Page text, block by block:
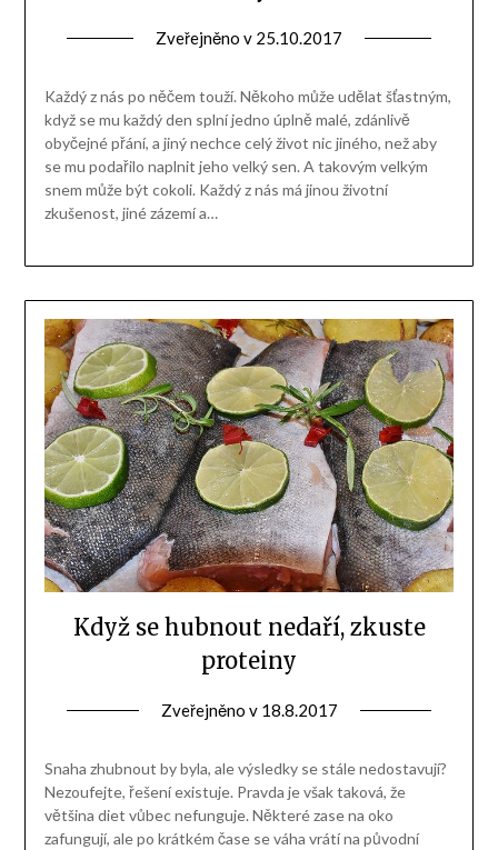
Zveřejněno v 25.10.2017
Každý z nás po něčem touží. Někoho může udělat šťastným,
když se mu každý den splní jedno úplně malé, zdánlivě
obyčejné přání, a jiný nechce celý život nic jiného, než aby
se mu podařilo naplnit jeho velký sen. A takovým velkým
snem může být cokoli. Každý z nás má jinou životní
zkušenost, jiné zázemí a…
Když se hubnout nedaří, zkuste
proteiny
Zveřejněno v 18.8.2017
Snaha zhubnout by byla, ale výsledky se stále nedostavují?
Nezoufejte, řešení existuje. Pravda je však taková, že
většina diet vůbec nefunguje. Některé zase na oko
zafungují, ale po krátkém čase se váha vrátí na původní